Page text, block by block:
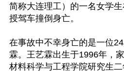
简称大连理工）的一名女学
授驾车撞倒身亡。
在事故中不幸身亡的是一位
霖。王艺霖出生于1996年，
材料科学与工程学院研究生二